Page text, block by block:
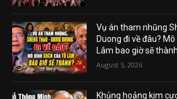
Vụ án tham nhũng
Duong đi về đâu?
Lâm bao giờ sẽ
August 5, 2026
Khủng hoảng kim